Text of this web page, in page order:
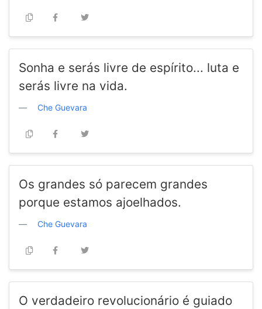
Sonha e serás livre de espírito... luta e
serás livre na vida.
Che Guevara
Os grandes só parecem grandes
porque estamos ajoelhados.
Che Guevara
O verdadeiro revolucionário é guiado